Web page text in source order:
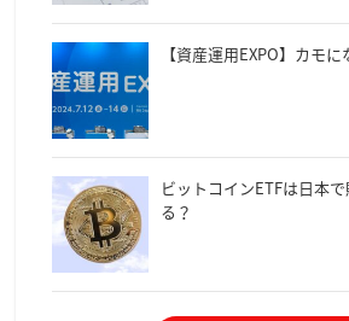
【資産運用EXPO】カモ
ビットコインETFは日本
る？